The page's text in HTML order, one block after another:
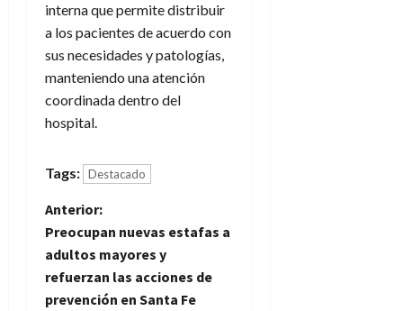
interna que permite distribuir
a los pacientes de acuerdo con
sus necesidades y patologías,
manteniendo una atención
coordinada dentro del
hospital.
Tags: Destacado
N
a
v
Anterior:
Preocupan nuevas estafas a
adultos mayores y
refuerzan las acciones de
prevención en Santa Fe